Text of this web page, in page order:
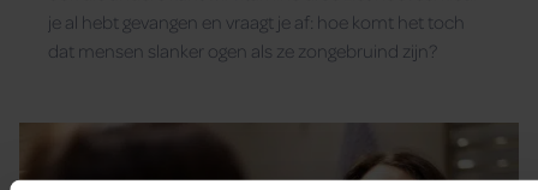
je al hebt gevangen en vraagt je af: hoe komt het toch
dat mensen slanker ogen als ze zongebruind zijn?